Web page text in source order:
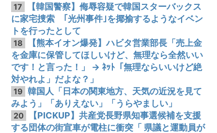
17
【韓国警察】侮辱容疑で韓国スターバックス
に家宅捜索 ｢光州事件｣を揶揄するようなイベン
トを行ったとして
18
【熊本イオン爆発】ハビタ営業部長「売上金
を金庫に保管してほしいけど、無理なら全然いい
です！と言った！」 → ﾈｯﾄ「無理ならいいけど絶
対やれよ」だよな？」
19 韓国人「日本の関東地方、天気の近況を見て
みよう」「ありえない」「うらやましい」
20
【PICKUP】共産党長野県知事選候補を支援
する団体の街宣車が電柱に衝突「 県議と運動員が